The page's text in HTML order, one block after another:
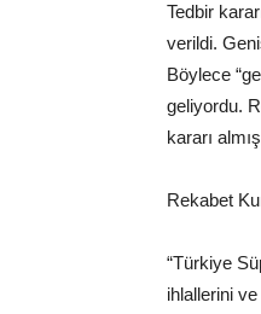
Tedbir
verildi.
Böylece
geliyordu.
kararı
Rekabet
“Türkiye
ihlallerini